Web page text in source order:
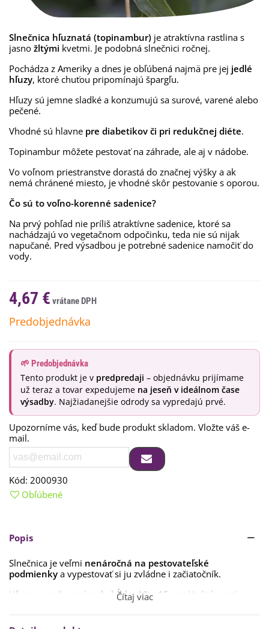
Slnečnica hľuznatá (topinambur) je atraktívna rastlina s
jasno žltými kvetmi. Je podobná slnečnici ročnej.
Pochádza z Ameriky a dnes je obľúbená najmä pre jej jedlé
hľuzy, ktoré chuťou pripomínajú špargľu.
Hľuzy sú jemne sladké a konzumujú sa surové, varené alebo
pečené.
Vhodné sú hlavne pre diabetikov či pri redukčnej diéte.
Topinambur môžete pestovať na záhrade, ale aj v nádobe.
Vo voľnom priestranstve dorastá do značnej výšky a ak
nemá chránené miesto, je vhodné skôr pestovanie s oporou.
Čo sú to voľno-korenné sadenice?
Na prvý pohľad nie príliš atraktívne sadenice, ktoré sa
nachádzajú vo vegetačnom odpočinku, teda nie sú nijak
napučané. Pred výsadbou je potrebné sadenice namočiť do
vody.
4,67 €
Predobjednávka
🌱 Predobjednávka
Tento produkt je v predpredaji – objednávku prijímame
už teraz a tovar expedujeme na jeseň v ideálnom čase
výsadby. Najžiadanejšie odrody sa vypredajú prvé.
Upozorníme vás, keď bude produkt skladom. Vložte váš e-
mail.
Kód: 2000930
Obľúbené
Popis
Slnečnica je veľmi nenáročná na pestovateľské
podmienky a vypestovať si ju zvládne i začiatočník.
Hľuzy sa sadia
na jar do hĺbky 10 – 15 cm
. Vzdialenosť
medzi rastlinami by mala byť aspoň
Stanovisko pre slnečnice by malo byť
Čítaj viac